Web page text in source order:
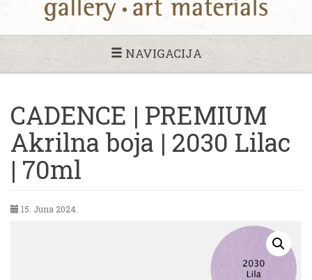
NAVIGACIJA
CADENCE | PREMIUM
Akrilna boja | 2030 Lilac
| 70ml
15. Juna 2024.